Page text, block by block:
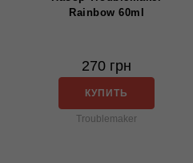
Rainbow 60ml
270 грн
КУПИТЬ
Troublemaker